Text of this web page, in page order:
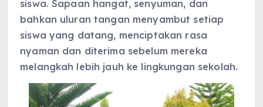
siswa. Sapaan hangat, senyuman, dan
bahkan uluran tangan menyambut setiap
siswa yang datang, menciptakan rasa
nyaman dan diterima sebelum mereka
melangkah lebih jauh ke lingkungan sekolah.